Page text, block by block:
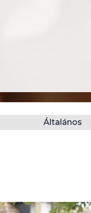
Általános